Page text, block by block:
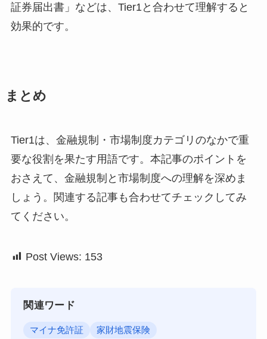
証券届出書」などは、Tier1と合わせて理解すると
効果的です。
まとめ
Tier1は、金融規制・市場制度カテゴリのなかで重
要な役割を果たす用語です。本記事のポイントを
おさえて、金融規制と市場制度への理解を深めま
しょう。関連する記事も合わせてチェックしてみ
てください。
Post Views: 153
関連ワード
マイナ免許証 家財地震保険